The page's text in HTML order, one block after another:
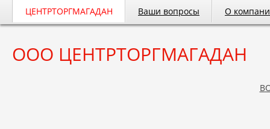
ЦЕНТРТОРГМАГАДАН Ваши вопросы О
ООО ЦЕНТРТОРГМАГАДАН